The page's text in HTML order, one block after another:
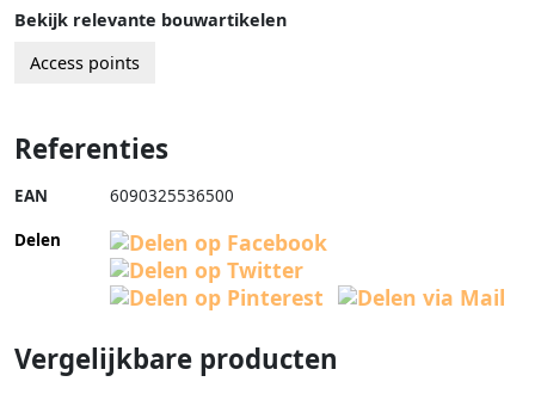
Bekijk relevante bouwartikelen
Access points
Referenties
EAN 6090325536500
Delen
Vergelijkbare producten